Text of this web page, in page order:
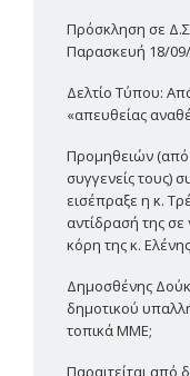
Πρόσκληση σε
Παρασκευή 18/09/
Δελτίο Τύπου:
«απευθείας
Προμηθειών (από
συγγενείς τους)
εισέπραξε η κ.
αντίδρασή της
κόρη της κ.
Δημοσθένης
δημοτικού
τοπικά ΜΜΕ;